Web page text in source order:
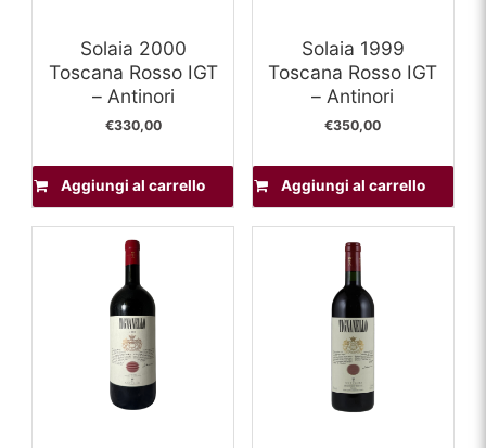
Solaia 2000
Toscana Rosso IGT
– Antinori
€330,00
Aggiungi al carrello
Solaia 1999
Toscana Rosso IGT
– Antinori
€350,00
Aggiungi al carrello